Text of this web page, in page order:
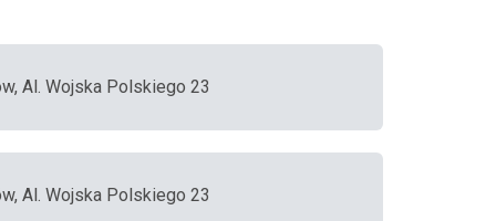
Al. Wojska Polskiego 23
Al. Wojska Polskiego 23